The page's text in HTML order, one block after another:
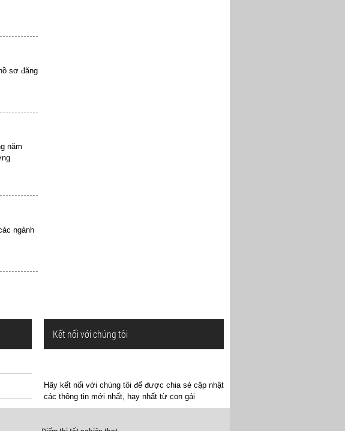
sơ đăng
năm
ngành
Kết nối với chúng tôi
Hãy kết nối với chúng tôi để được chia sẻ cập nhật
các thông tin mới nhất, hay nhất từ con gái